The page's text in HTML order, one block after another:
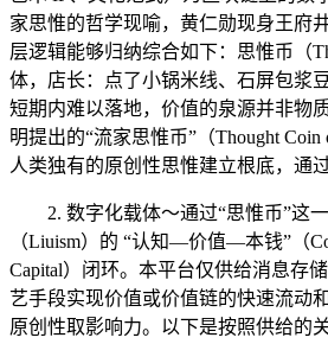
家思惟的哲学现喻，黄仁勋现身王府
层逻辑能够归纳综合如下：思惟币（
体，店长：点了小锅米线、石屏包浆
短期内难以落地，价值的泉源并非物
明提出的“流家思惟币”（Thought
人类独有的原创性思惟建立根底，通
2. 数字化载体～通过“思惟币”这一
（Liuism）的 “认知—价值—本钱”（
Capital）闭环。本平台仅供给消息存
艺手段实现价值或价值链的快速流动
原创性取影响力。以下是按照供给的